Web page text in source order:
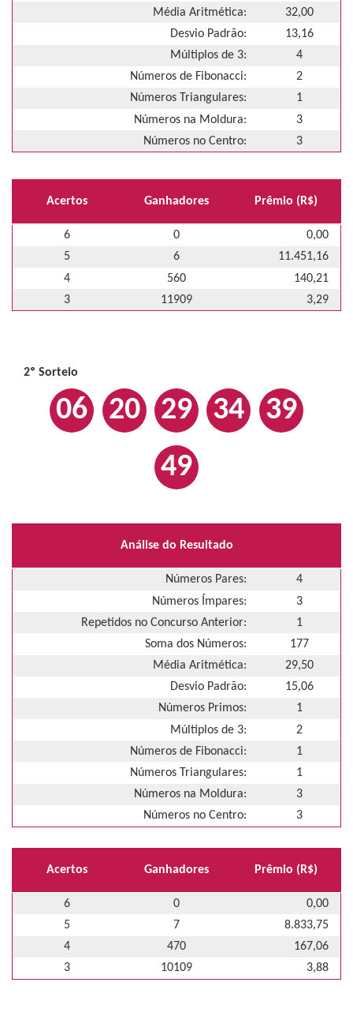
Média Aritmética:
32,00
Desvio Padrão:
13,16
Múltiplos de 3:
4
Números de Fibonacci:
2
Números Triangulares:
1
Números na Moldura:
3
Números no Centro:
3
Acertos Ganhadores Prêmio (R$)
6 0
0,00
5
6
11.451,16
4
560
140,21
3
11909 3,29
2º Sorteio
06 20 29 34
39
49
Análise do Resultado
Números Pares:
4
Números Ímpares:
3
Repetidos no Concurso Anterior:
1
Soma dos Números:
177
Média Aritmética:
29,50
Desvio Padrão:
15,06
Números Primos:
1
Múltiplos de 3:
2
Números de Fibonacci:
1
Números Triangulares:
1
Números na Moldura:
3
Números no Centro:
3
Acertos Ganhadores Prêmio (R$)
6 0
0,00
5
7
8.833,75
4
470
167,06
3
10109 3,88